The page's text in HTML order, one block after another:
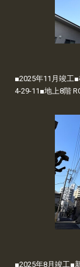
■2025年11月竣工
4-29-11■地上8階
■2025年8月竣工■